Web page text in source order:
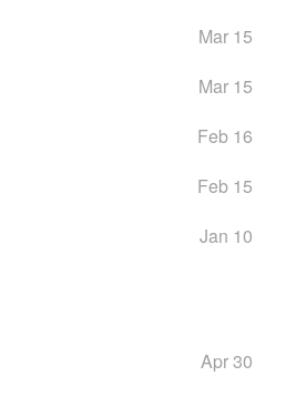
Mar 15
Mar 15
Feb 16
Feb 15
Jan 10
Apr 30